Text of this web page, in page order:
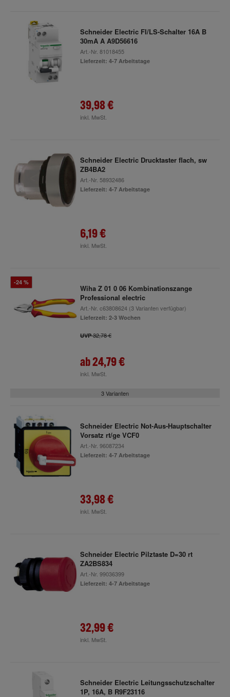
Schneider Electric FI/LS-Schalter 16A B
30mA A A9D56616
Art.-Nr. 81018455
Lieferzeit: 4-7 Arbeitstage
39,98 €
inkl. MwSt.
Schneider Electric Drucktaster flach, sw
ZB4BA2
Art.-Nr. 58932486
Lieferzeit: 4-7 Arbeitstage
6,19 €
inkl. MwSt.
-24 %
Wiha Z 01 0 06 Kombinationszange
Professional electric
Art.-Nr. c63808624(3 Varianten verfügbar)
Lieferzeit: 2-3 Wochen
UVP32,78 €
ab24,79 €
inkl. MwSt.
3 Varianten
Schneider Electric Not-Aus-Hauptschalter
Vorsatz rt/ge VCF0
Art.-Nr. 96087234
Lieferzeit: 4-7 Arbeitstage
33,98 €
inkl. MwSt.
Schneider Electric Pilztaste D=30 rt
ZA2BS834
Art.-Nr. 99036399
Lieferzeit: 4-7 Arbeitstage
32,99 €
inkl. MwSt.
Schneider Electric Leitungsschutzschalter
1P, 16A, B R9F23116